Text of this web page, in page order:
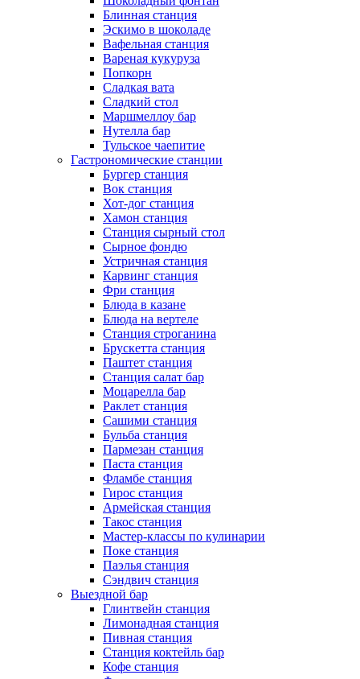
Блинная станция
Эскимо в шоколаде
Вафельная станция
Вареная кукуруза
Попкорн
Сладкая вата
Сладкий стол
Маршмеллоу бар
Нутелла бар
Тульское чаепитие
Гастрономические станции
Бургер станция
Вок станция
Хот-дог станция
Хамон станция
Станция сырный стол
Сырное фондю
Устричная станция
Карвинг станция
Фри станция
Блюда в казане
Блюда на вертеле
Станция строганина
Брускетта станция
Паштет станция
Станция салат бар
Моцарелла бар
Раклет станция
Сашими станция
Бульба станция
Пармезан станция
Паста станция
Фламбе станция
Гирос станция
Армейская станция
Такос станция
Мастер-классы по кулинарии
Поке станция
Паэлья станция
Сэндвич станция
Выездной бар
Глинтвейн станция
Лимонадная станция
Пивная станция
Станция коктейль бар
Кофе станция